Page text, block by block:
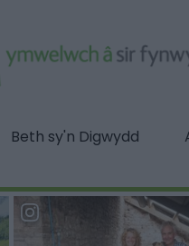
Beth sy'n Digwydd